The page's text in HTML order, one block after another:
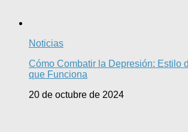
Noticias
Cómo Combatir la Depresión: Estilo
que Funciona
20 de octubre de 2024